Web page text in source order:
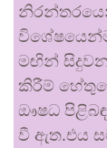
මඟින් සිදුවන
කිරීම්
ඖෂධ
වී ඇත.එය